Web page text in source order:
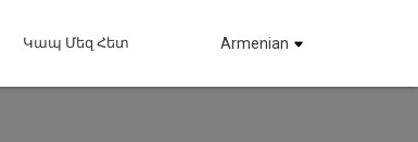
Կապ Մեզ Հետ Armenian